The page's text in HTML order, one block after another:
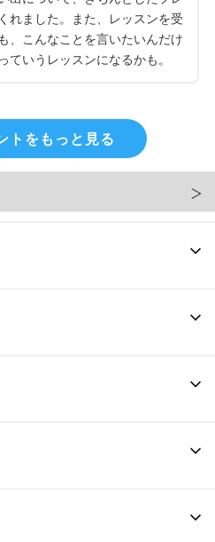
れました。また、レッスンを受
、こんなことを言いたいんだけ
ていうレッスンになるかも。
トをもっと見る